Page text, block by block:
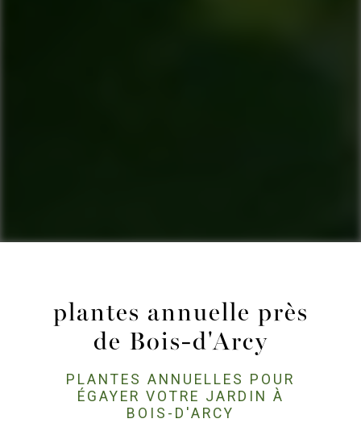
plantes annuelle près
de Bois-d'Arcy
PLANTES ANNUELLES POUR
ÉGAYER VOTRE JARDIN À
BOIS-D'ARCY